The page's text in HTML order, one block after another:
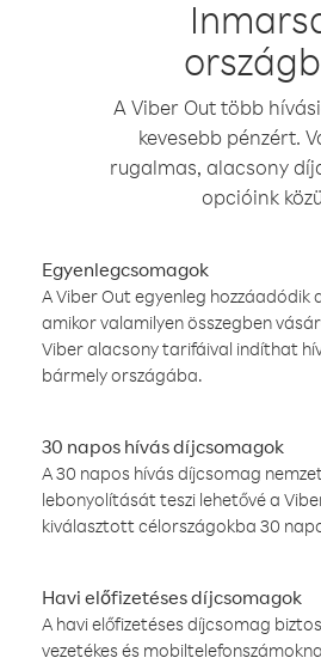
A Viber Out több
kevesebb pénzért.
rugalmas, alacsony
opcióink
Egyenlegcsomagok
A Viber Out egyenleg hozzáadódik
amikor valamilyen összegben
Viber alacsony tarifáival indíthat
bármely országába.
30 napos hívás díjcsomagok
A 30 napos hívás díjcsomag
lebonyolítását teszi lehetővé a
kiválasztott célországokba 30
Havi előfizetéses díjcsomagok
A havi előfizetéses díjcsomag
vezetékes és